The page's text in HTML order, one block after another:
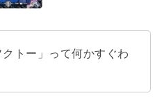
クトー」って何かすぐわ